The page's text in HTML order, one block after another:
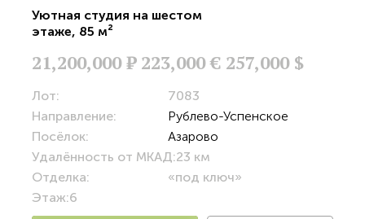
Уютная студия на шестом
этаже, 85 м²
21,200,000Р 223,000 € 257,000 $
Лот:
7083
Направление:
Рублево-Успенское
Посёлок:
Азарово
Удалённость от МКАД:23 км
Отделка:
«под ключ»
Этаж:6